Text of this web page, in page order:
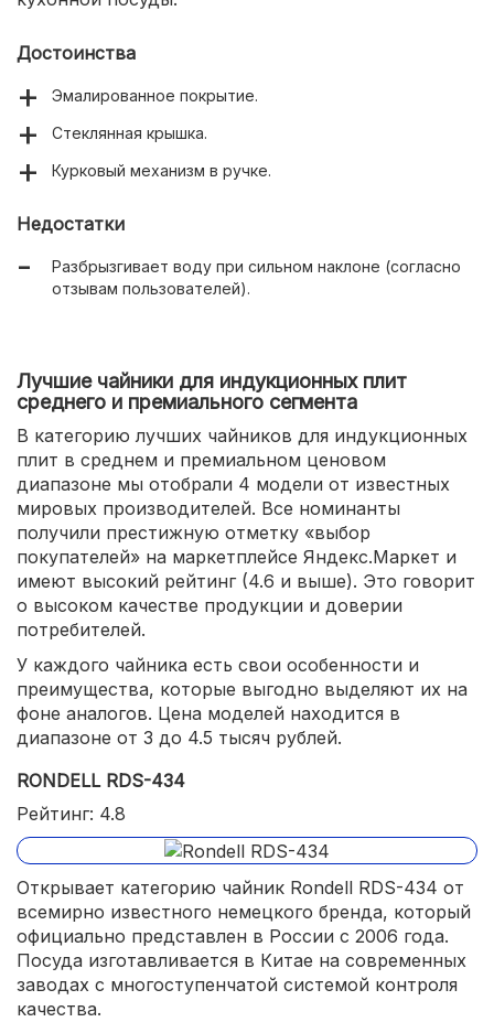
Достоинства
Эмалированное покрытие.
Стеклянная крышка.
Курковый механизм в ручке.
Недостатки
Разбрызгивает воду при сильном наклоне (согласно
отзывам пользователей).
Лучшие чайники для индукционных плит
среднего и премиального сегмента
В категорию лучших чайников для индукционных
плит в среднем и премиальном ценовом
диапазоне мы отобрали 4 модели от известных
мировых производителей. Все номинанты
получили престижную отметку «выбор
покупателей» на маркетплейсе Яндекс.Маркет и
имеют высокий рейтинг (4.6 и выше). Это говорит
о высоком качестве продукции и доверии
потребителей.
У каждого чайника есть свои особенности и
преимущества, которые выгодно выделяют их на
фоне аналогов. Цена моделей находится в
диапазоне от 3 до 4.5 тысяч рублей.
RONDELL RDS-434
Рейтинг: 4.8
Открывает категорию чайник Rondell RDS-434 от
всемирно известного немецкого бренда, который
официально представлен в России с 2006 года.
Посуда изготавливается в Китае на современных
заводах с многоступенчатой системой контроля
качества.